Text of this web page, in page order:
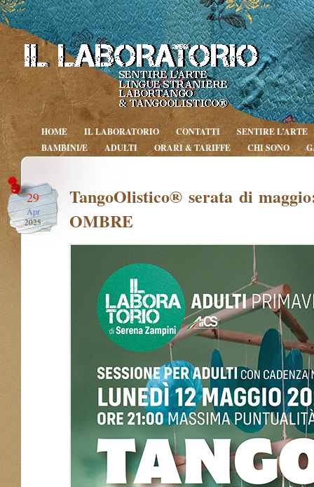
HOME IL LABORATORIO CONTATTI
SENTIRE L’ARTE
BAMBINI/E
ADULTI ORARI & TARIFFE CHI SONO
29
Apr
2025
TangoOlistico® serata di
OMBRE